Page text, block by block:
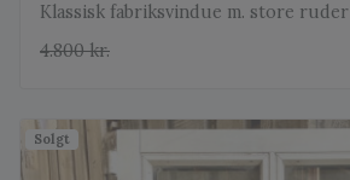
Klassisk fabriksvindue m. store ruder
4.800 kr.
Solgt